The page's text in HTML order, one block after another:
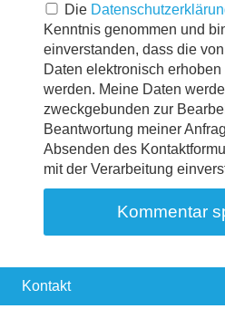
Die
Kenntnis genommen und
einverstanden, dass die
Daten elektronisch
werden. Meine Daten
zweckgebunden zur
Beantwortung meiner
Absenden des
mit der Verarbeitung
Kontakt